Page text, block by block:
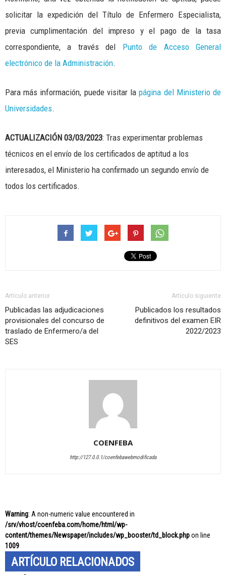
solicitar la expedición del Título de Enfermero Especialista,
previa cumplimentación del impreso y el pago de la tasa
correspondiente, a través del Punto de Acceso General
electrónico de la Administración.
Para más información, puede visitar lapágina del Ministerio de
Universidades.
ACTUALIZACIÓN 03/03/2023: Tras experimentar problemas
técnicos en el envío de los certificados de aptitud a los
interesados, el Ministerio ha confirmado un segundo envío de
todos los certificados.
Artículo anterior
Publicadas las adjudicaciones
provisionales del concurso de
traslado de Enfermero/a del
SES
Artículo siguiente
Publicados los resultados
definitivos del examen EIR
2022/2023
COENFEBA
http://127.0.0.1/coenfebawebmodificada
Warning: A non-numeric value encountered in
/srv/vhost/coenfeba.com/home/html/wp-
content/themes/Newspaper/includes/wp_booster/td_block.phpon line
1009
ARTÍCULO RELACIONADOS